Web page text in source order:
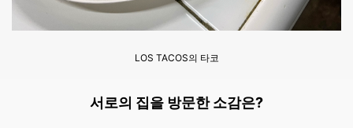
LOS TACOS의 타코
서로의 집을 방문한 소감은?